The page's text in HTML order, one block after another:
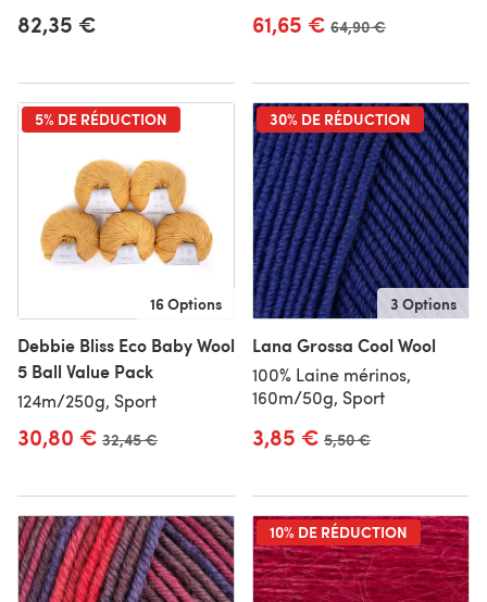
82,35 € 61,65 € Ancien prix
64,90 €
5% DE RÉDUCTION
16 Options
Debbie Bliss Eco Baby Wool
5 Ball Value Pack
124m/250g, Sport
30,80 € Ancien prix
32,45 €
30% DE RÉDUCTION
3 Options
Lana Grossa Cool Wool
100% Laine mérinos,
160m/50g, Sport
3,85 € Ancien prix
5,50 €
10% DE RÉDUCTION